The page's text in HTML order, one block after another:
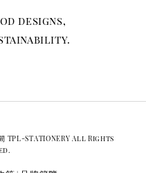
designs,
TPL-STATIONERY All Rights